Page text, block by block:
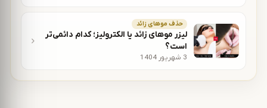
حذف موهای زائد
لیزر موهای زائد یا الکترولیز؛ کدام دائمی‌تر
است؟
3 شهریور 1404